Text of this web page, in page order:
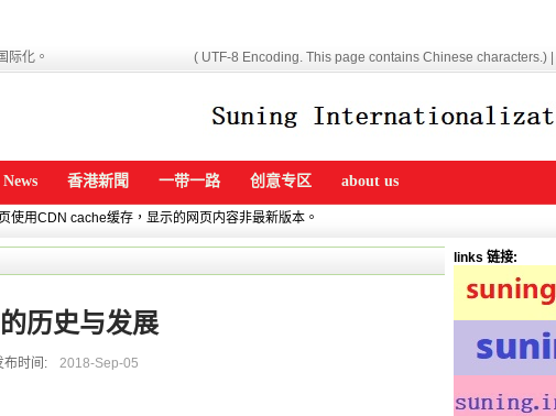
际化。 ( UTF-8 Encoding. This page contains Chinese characters.) |
香港新聞 一带一路 创意专区 about us
用CDN cache缓存，显示的网页内容非最新版本。
历史与发展
布时间: 2018-Sep-05
links 链接: